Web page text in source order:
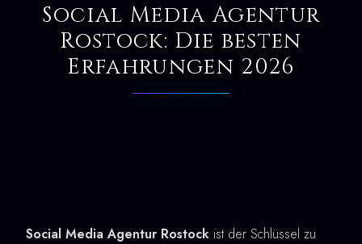
Social Media Agentur
Rostock: Die besten
Erfahrungen 2026
Social Media Agentur Rostock ist der Schlüssel zu